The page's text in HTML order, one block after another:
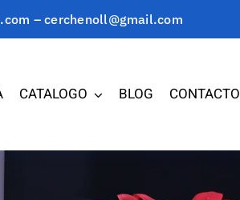
– cerchenoll@gmail.com
CATALOGO BLOG CONTACTO